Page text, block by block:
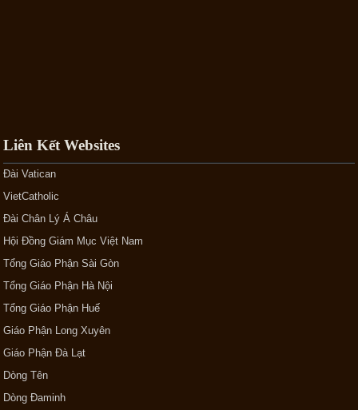
Liên Kết Websites
Đài Vatican
VietCatholic
Đài Chân Lý Á Châu
Hội Đồng Giám Mục Việt Nam
Tổng Giáo Phận Sài Gòn
Tổng Giáo Phận Hà Nội
Tổng Giáo Phận Huế
Giáo Phận Long Xuyên
Giáo Phận Đà Lạt
Dòng Tên
Dòng Đaminh